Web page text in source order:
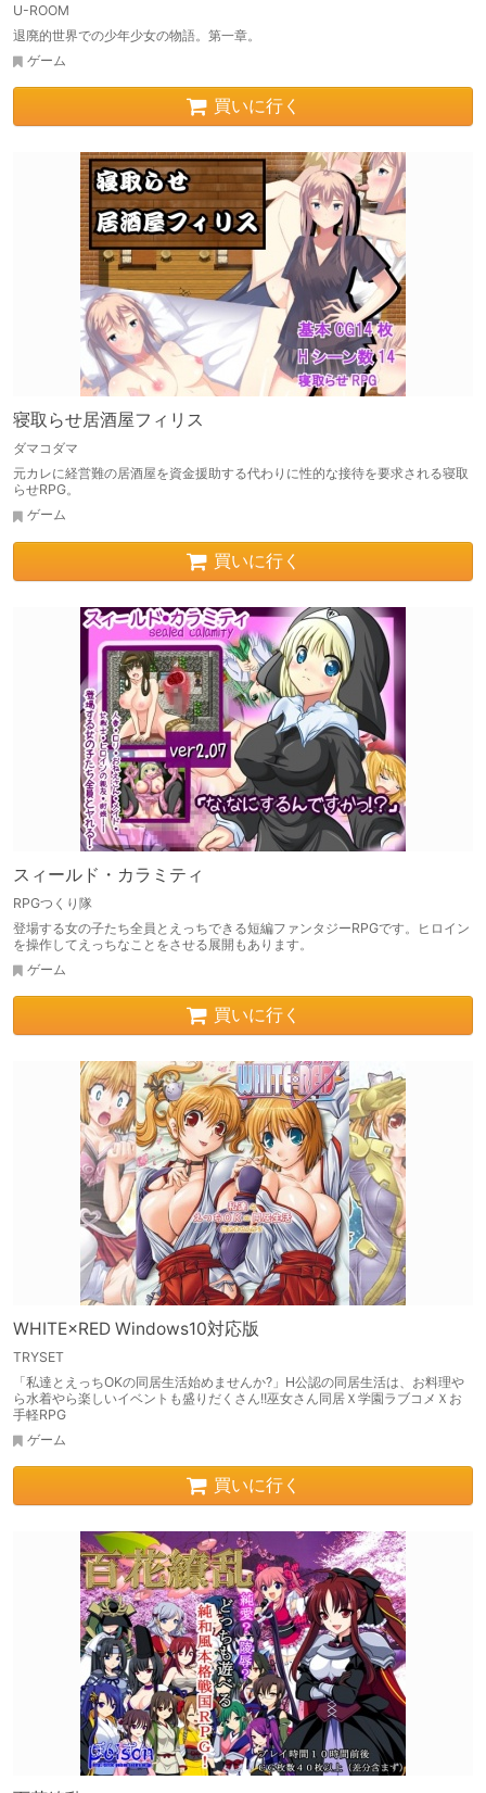
U-ROOM
退廃的世界での少年少女の物語。第一章。
ゲーム
買いに行く
寝取らせ居酒屋フィリス
ダマコダマ
元カレに経営難の居酒屋を資金援助する代わりに性的な接待を要求される寝取
らせRPG。
ゲーム
買いに行く
スィールド・カラミティ
RPGつくり隊
登場する女の子たち全員とえっちできる短編ファンタジーRPGです。ヒロイン
を操作してえっちなことをさせる展開もあります。
ゲーム
買いに行く
WHITE×RED Windows10対応版
TRYSET
「私達とえっちOKの同居生活始めませんか?」H公認の同居生活は、お料理や
ら水着やら楽しいイベントも盛りだくさん!!巫女さん同居Ｘ学園ラブコメＸお
手軽RPG
ゲーム
買いに行く